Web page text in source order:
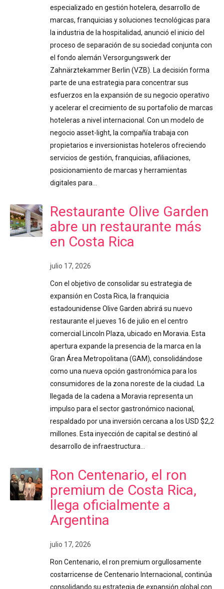
especializado en gestión hotelera, desarrollo de
marcas, franquicias y soluciones tecnológicas para
la industria de la hospitalidad, anunció el inicio del
proceso de separación de su sociedad conjunta con
el fondo alemán Versorgungswerk der
Zahnärztekammer Berlin (VZB). La decisión forma
parte de una estrategia para concentrar sus
esfuerzos en la expansión de su negocio operativo
y acelerar el crecimiento de su portafolio de marcas
hoteleras a nivel internacional. Con un modelo de
negocio asset-light, la compañía trabaja con
propietarios e inversionistas hoteleros ofreciendo
servicios de gestión, franquicias, afiliaciones,
posicionamiento de marcas y herramientas
digitales para…
Restaurante Olive Garden
abre un restaurante más
en Costa Rica
julio 17, 2026
Con el objetivo de consolidar su estrategia de
expansión en Costa Rica, la franquicia
estadounidense Olive Garden abrirá su nuevo
restaurante el jueves 16 de julio en el centro
comercial Lincoln Plaza, ubicado en Moravia. Esta
apertura expande la presencia de la marca en la
Gran Área Metropolitana (GAM), consolidándose
como una nueva opción gastronómica para los
consumidores de la zona noreste de la ciudad. La
llegada de la cadena a Moravia representa un
impulso para el sector gastronómico nacional,
respaldado por una inversión cercana a los USD $2,2
millones. Esta inyección de capital se destinó al
desarrollo de infraestructura…
Ron Centenario, el ron
premium de Costa Rica,
llega oficialmente a
Argentina
julio 17, 2026
Ron Centenario, el ron premium orgullosamente
costarricense de Centenario Internacional, continúa
consolidando su estrategia de expansión global con